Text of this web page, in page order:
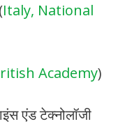
Italy, National
Academy)
एंड टेक्नोलॉजी